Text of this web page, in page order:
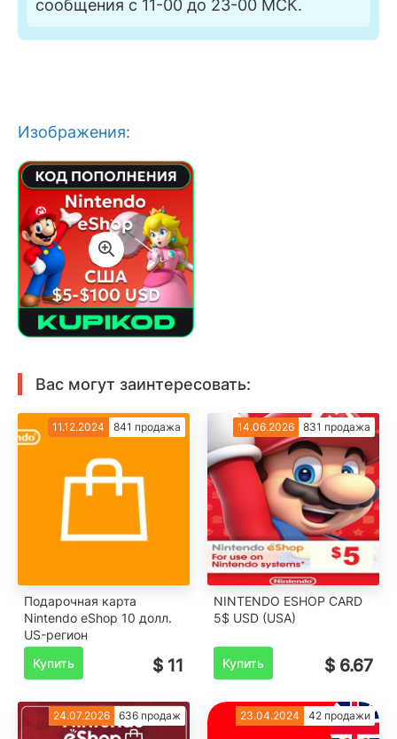
сообщения с 11-00 до 23-00 МСК.
Изображения:
Вас могут заинтересовать:
11.12.2024 841 продажа
Подарочная карта
Nintendo eShop 10 долл.
US-регион
Купить
$ 11
14.06.2026 831 продажа
NINTENDO ESHOP CARD
5$ USD (USA)
Купить $ 6.67
24.07.2026 636 продаж 23.04.2024 42 продажи